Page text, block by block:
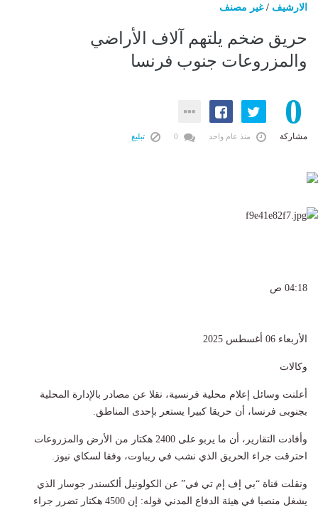
الارشيف /غير مصنف
حريق ضخم يلتهم آلاف الأراضي
والمزروعات جنوب فرنسا
0
مشاركة منذ عام واحد تبليغ
04:18 ص
الأربعاء 06 أغسطس 2025
وكالات
أعلنت وسائل إعلام محلية فرنسية، نقلا عن مصادر بالإدارة المحلية
بجنوبى فرنسا، أن حريقا كبيرا يستعر بإحدى المناطق.
وأفادت التقارير، أن ما يربو على 2400 هكتار من الأرض والمزروعات
احترقت جراء الحريق الذي نشب في ريباوت، وفقا لسكاي نيوز.
ونقلت قناة “بي إف إم تي في” عن الكولونيل ألكسندر جوسار الذي
يشغل منصبا في هيئة الدفاع المدني قوله: إن 4500 هكتار تضرر جراء